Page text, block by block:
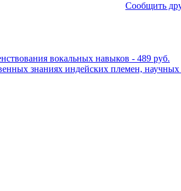
Сообщить
вокальных навыков - 489 руб.
знаниях индейских племен,